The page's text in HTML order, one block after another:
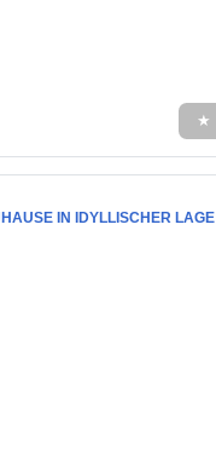
★
IN IDYLLISCHER LAGE